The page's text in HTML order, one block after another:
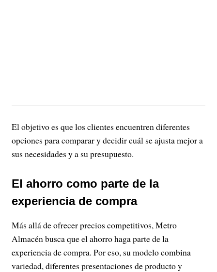
El objetivo es que los clientes encuentren diferentes
opciones para comparar y decidir cuál se ajusta mejor a
sus necesidades y a su presupuesto.
El ahorro como parte de la
experiencia de compra
Más allá de ofrecer precios competitivos, Metro
Almacén busca que el ahorro haga parte de la
experiencia de compra. Por eso, su modelo combina
variedad, diferentes presentaciones de producto y